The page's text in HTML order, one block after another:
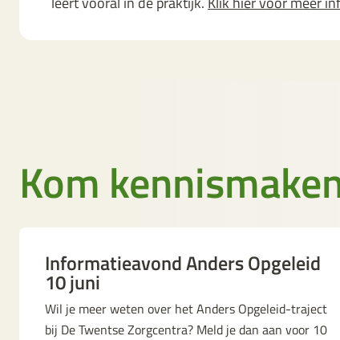
Kom
Informatieavond Anders Opgeleid
10 juni
Wil je meer weten over het Anders Opgeleid-traject
bij De Twentse Zorgcentra? Meld je dan aan voor 10